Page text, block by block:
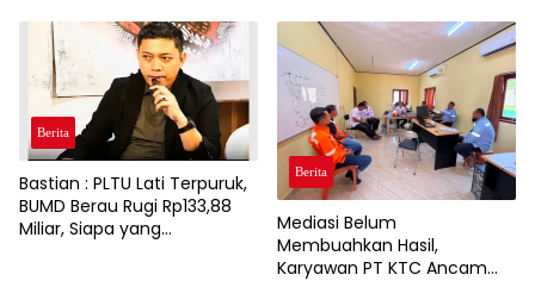
Berita
Bastian : PLTU Lati Terpuruk,
BUMD Berau Rugi Rp133,88
Miliar, Siapa yang
Berita
Mediasi Belum
Membuahkan Hasil,
Karyawan PT KTC Ancam